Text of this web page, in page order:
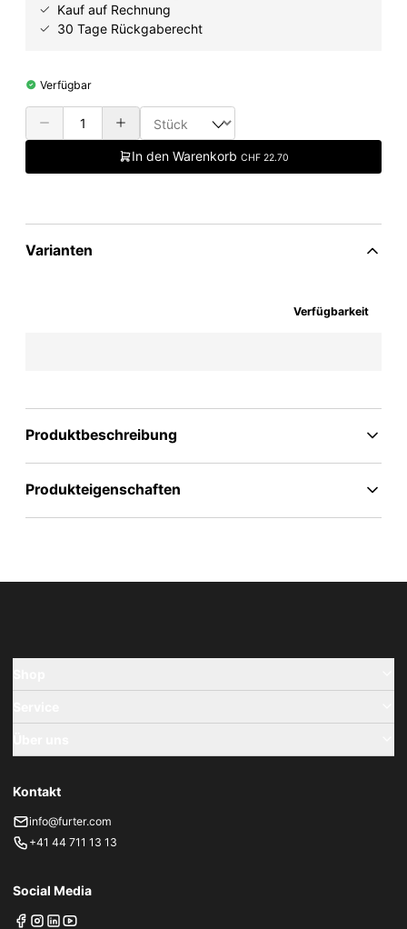
Kauf auf Rechnung
30 Tage Rückgaberecht
Verfügbar
In den Warenkorb CHF 22.70
Varianten
Verfügbarkeit
Produktbeschreibung
Produkteigenschaften
Kontakt
info@furter.com
+41 44 711 13 13
Social Media